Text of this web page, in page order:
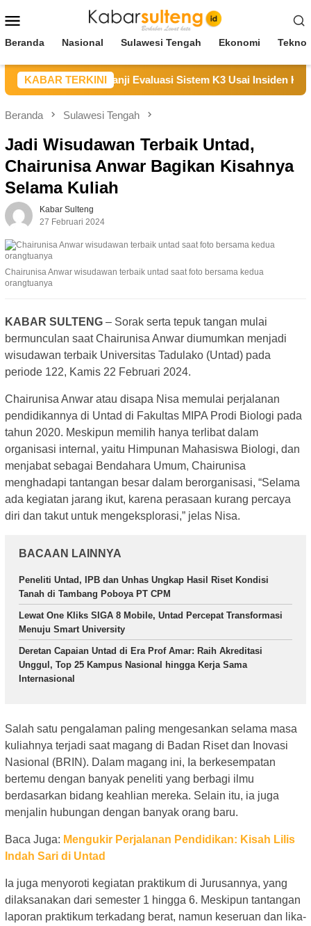
ke
Mobile
Beranda Nasional Sulawesi Tengah Ekonomi
KABAR TERKINI
Duka, Janji Evaluasi Sistem K3 Usai Insiden
Beranda Sulawesi Tengah
Jadi Wisudawan Terbaik Untad,
Chairunisa Anwar Bagikan Kisahnya
Selama Kuliah
Kabar Sulteng
27 Februari 2024
Chairunisa Anwar wisudawan terbaik untad saat foto bersama kedua
orangtuanya
KABAR SULTENG – Sorak serta tepuk tangan mulai
bermunculan saat Chairunisa Anwar diumumkan menjadi
wisudawan terbaik Universitas Tadulako (Untad) pada
periode 122, Kamis 22 Februari 2024.
Chairunisa Anwar atau disapa Nisa memulai perjalanan
pendidikannya di Untad di Fakultas MIPA Prodi Biologi pada
tahun 2020. Meskipun memilih hanya terlibat dalam
organisasi internal, yaitu Himpunan Mahasiswa Biologi, dan
menjabat sebagai Bendahara Umum, Chairunisa
menghadapi tantangan besar dalam berorganisasi, “Selama
ada kegiatan jarang ikut, karena perasaan kurang percaya
diri dan takut untuk mengeksplorasi,” jelas Nisa.
BACAAN LAINNYA
Peneliti Untad, IPB dan Unhas Ungkap Hasil Riset Kondisi
Tanah di Tambang Poboya PT CPM
Lewat One Kliks SIGA 8 Mobile, Untad Percepat Transformasi
Menuju Smart University
Deretan Capaian Untad di Era Prof Amar: Raih Akreditasi
Unggul, Top 25 Kampus Nasional hingga Kerja Sama
Internasional
Salah satu pengalaman paling mengesankan selama masa
kuliahnya terjadi saat magang di Badan Riset dan Inovasi
Nasional (BRIN). Dalam magang ini, Ia berkesempatan
bertemu dengan banyak peneliti yang berbagi ilmu
berdasarkan bidang keahlian mereka. Selain itu, ia juga
menjalin hubungan dengan banyak orang baru.
Baca Juga: Mengukir Perjalanan Pendidikan: Kisah Lilis
Indah Sari di Untad
Ia juga menyoroti kegiatan praktikum di Jurusannya, yang
dilaksanakan dari semester 1 hingga 6. Meskipun tantangan
laporan praktikum terkadang berat, namun keseruan dan lika-